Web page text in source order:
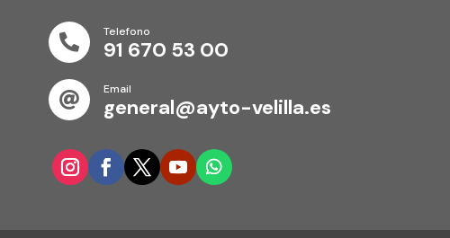

Telefono
91 670 53 00

Email
general@ayto-velilla.es